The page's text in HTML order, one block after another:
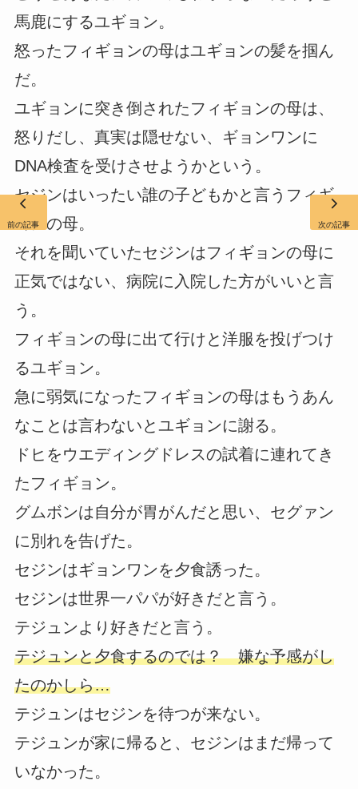
馬鹿にするユギョン。
怒ったフィギョンの母はユギョンの髪を掴ん
だ。
ユギョンに突き倒されたフィギョンの母は、
怒りだし、真実は隠せない、ギョンワンに
DNA検査を受けさせようかという。
セジンはいったい誰の子どもかと言うフィギ
ョンの母。
それを聞いていたセジンはフィギョンの母に
正気ではない、病院に入院した方がいいと言
う。
フィギョンの母に出て行けと洋服を投げつけ
るユギョン。
急に弱気になったフィギョンの母はもうあん
なことは言わないとユギョンに謝る。
ドヒをウエディングドレスの試着に連れてき
たフィギョン。
グムボンは自分が胃がんだと思い、セグァン
に別れを告げた。
セジンはギョンワンを夕食誘った。
セジンは世界一パパが好きだと言う。
テジュンより好きだと言う。
テジュンと夕食するのでは？ 嫌な予感がし
たのかしら…
テジュンはセジンを待つが来ない。
テジュンが家に帰ると、セジンはまだ帰って
いなかった。
前の記事 次の記事